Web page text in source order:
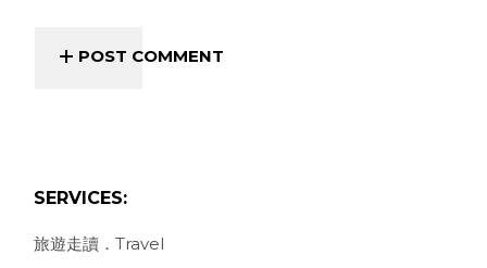
POST COMMENT
SERVICES:
旅遊走讀．Travel